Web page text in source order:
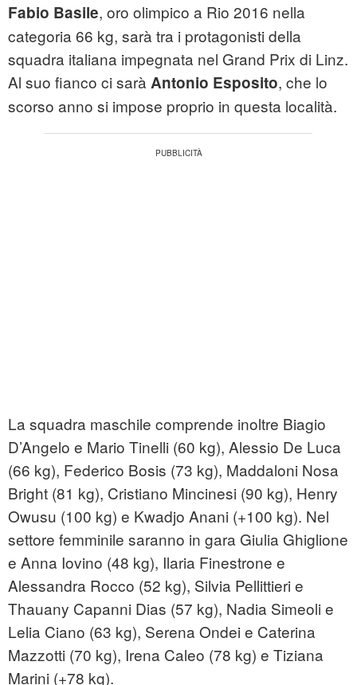
Fabio Basile, oro olimpico a Rio 2016 nella
categoria 66 kg, sarà tra i protagonisti della
squadra italiana impegnata nel Grand Prix di Linz.
Al suo fianco ci sarà Antonio Esposito, che lo
scorso anno si impose proprio in questa località.
La squadra maschile comprende inoltre Biagio
D’Angelo e Mario Tinelli (60 kg), Alessio De Luca
(66 kg), Federico Bosis (73 kg), Maddaloni Nosa
Bright (81 kg), Cristiano Mincinesi (90 kg), Henry
Owusu (100 kg) e Kwadjo Anani (+100 kg). Nel
settore femminile saranno in gara Giulia Ghiglione
e Anna Iovino (48 kg), Ilaria Finestrone e
Alessandra Rocco (52 kg), Silvia Pellittieri e
Thauany Capanni Dias (57 kg), Nadia Simeoli e
Lelia Ciano (63 kg), Serena Ondei e Caterina
Mazzotti (70 kg), Irena Caleo (78 kg) e Tiziana
Marini (+78 kg).